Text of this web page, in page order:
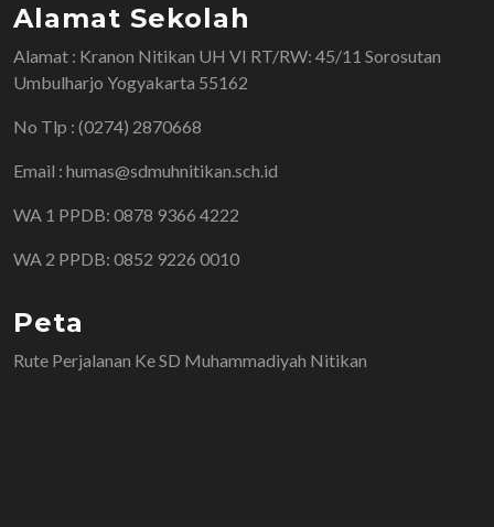
Alamat Sekolah
Alamat : Kranon Nitikan UH VI RT/RW: 45/11 Sorosutan
Umbulharjo Yogyakarta 55162
No Tlp : (0274) 2870668
Email : humas@sdmuhnitikan.sch.id
WA 1 PPDB: 0878 9366 4222
WA 2 PPDB: 0852 9226 0010
Peta
Rute Perjalanan Ke SD Muhammadiyah Nitikan